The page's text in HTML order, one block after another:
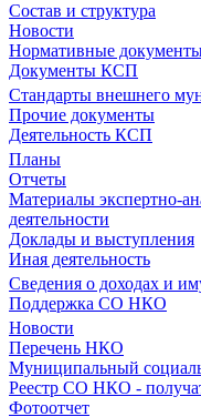
Состав и структура
Новости
Нормативные
Документы КСП
Стандарты внешнего
Прочие документы
Деятельность КСП
Планы
Отчеты
Материалы экспертно-
деятельности
Доклады и выступления
Иная деятельность
Сведения о доходах и
Поддержка СО НКО
Новости
Перечень НКО
Муниципальный
Реестр СО НКО -
Фотоотчет